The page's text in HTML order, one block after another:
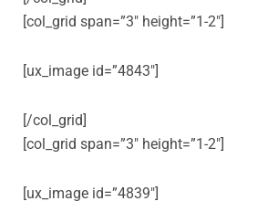
[col_grid span=”3″ height=”1-2″]
[ux_image id=”4843″]
[/col_grid]
[col_grid span=”3″ height=”1-2″]
[ux_image id=”4839″]